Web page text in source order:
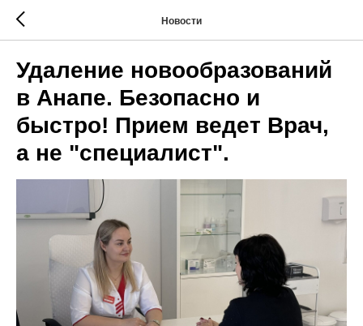
Новости
Удаление новообразований
в Анапе. Безопасно и
быстро! Прием ведет Врач,
а не "специалист".